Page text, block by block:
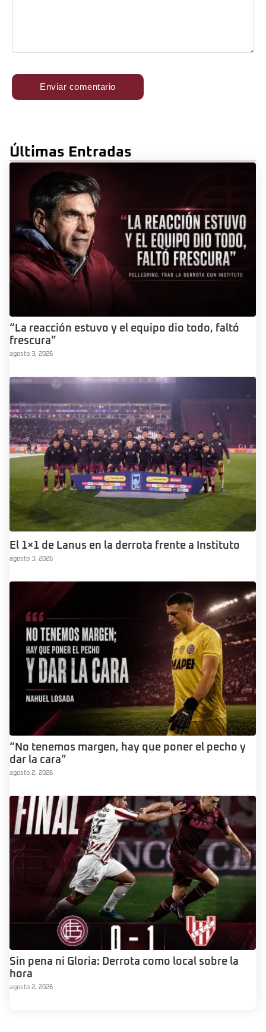
Últimas Entradas
“La reacción estuvo y el equipo dio todo, faltó
frescura”
agosto 3, 2026
El 1×1 de Lanus en la derrota frente a Instituto
agosto 3, 2026
“No tenemos margen, hay que poner el pecho y
dar la cara”
agosto 2, 2026
Sin pena ni Gloria: Derrota como local sobre la
hora
agosto 2, 2026